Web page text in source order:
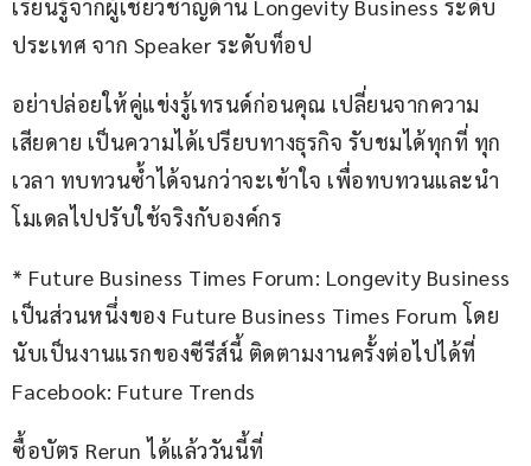
เรียนรู้จากผู้เชี่ยวชาญด้าน Longevity Business ระดับ
ประเทศ จาก Speaker ระดับท็อป
อย่าปล่อยให้คู่แข่งรู้เทรนด์ก่อนคุณ เปลี่ยนจากความ
เสียดาย เป็นความได้เปรียบทางธุรกิจ รับชมได้ทุกที่ ทุก
เวลา ทบทวนซ้ำได้จนกว่าจะเข้าใจ เพื่อทบทวนและนำ
โมเดลไปปรับใช้จริงกับองค์กร
* Future Business Times Forum: Longevity Business
เป็นส่วนหนึ่งของ Future Business Times Forum โดย
นับเป็นงานแรกของซีรีส์นี้ ติดตามงานครั้งต่อไปได้ที่
Facebook: Future Trends
ซื้อบัตร Rerun ได้แล้ววันนี้ที่